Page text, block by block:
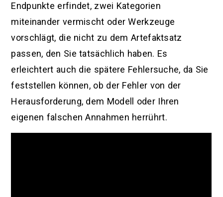
Endpunkte erfindet, zwei Kategorien
miteinander vermischt oder Werkzeuge
vorschlägt, die nicht zu dem Artefaktsatz
passen, den Sie tatsächlich haben. Es
erleichtert auch die spätere Fehlersuche, da Sie
feststellen können, ob der Fehler von der
Herausforderung, dem Modell oder Ihren
eigenen falschen Annahmen herrührt.